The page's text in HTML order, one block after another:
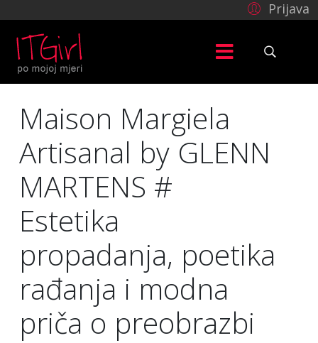
Prijava
Maison Margiela
Artisanal by GLENN
MARTENS #
Estetika
propadanja, poetika
rađanja i modna
priča o preobrazbi